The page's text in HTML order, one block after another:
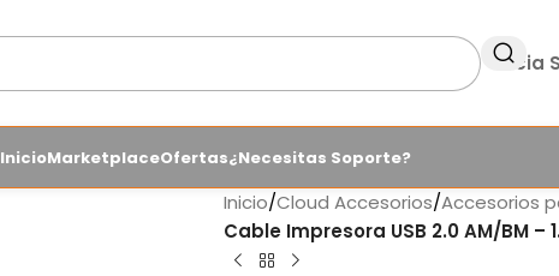
Inicia
InicioMarketplaceOfertas¿Necesitas Soporte?
Inicio/Cloud Accesorios/Accesorios
Cable Impresora USB 2.0 AM/BM –